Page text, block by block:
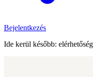
Bejelentkezés
Ide kerül később: